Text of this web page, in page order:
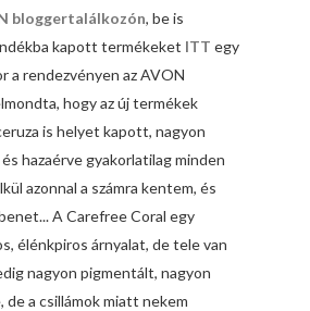
bloggertalálkozón, be is
kapott termékeket ITT egy
a rendezvényen az AVON
hogy az új termékek
is helyet kapott, nagyon
hazaérve gyakorlatilag minden
azonnal a számra kentem, és
A Carefree Coral egy
élénkpiros árnyalat, de tele van
nagyon pigmentált, nagyon
de a csillámok miatt nekem